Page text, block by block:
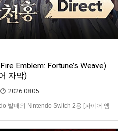
Emblem: Fortune’s Weave)
자막)
2026.08.05
발매의 Nintendo Switch 2용 [파이어 엠